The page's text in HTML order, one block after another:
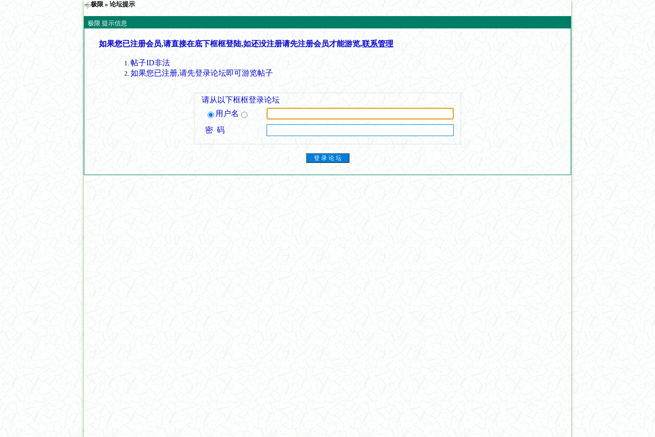
极限 » 论坛提示
极限 提示信息
如果您已注册会员,请直接在底下框框登陆,如还没注册请先注册会员才能游览,联系管理
帖子ID非法
如果您已注册,请先登录论坛即可游览帖子
请从以下框框登录论坛
用户名
密 码